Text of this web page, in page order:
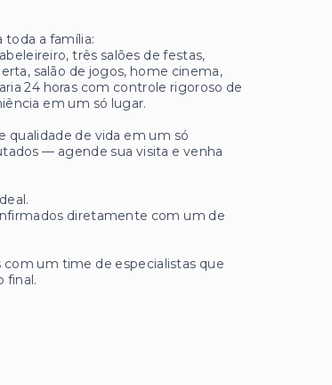
toda a família:
três salões de festas,
salão de jogos, home cinema,
24 horas com controle rigoroso de
em um só lugar.
qualidade de vida em um só
— agende sua visita e venha
diretamente com um de
com um time de especialistas que
final.